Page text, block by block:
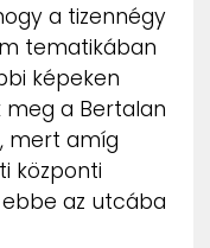
a tizennégy
tematikában
képeken
a Bertalan
mert amíg
központi
az utcába